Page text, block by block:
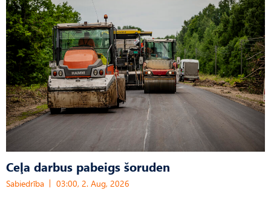
Ceļa darbus pabeigs šoruden
Sabiedrība 03:00, 2. Aug, 2026